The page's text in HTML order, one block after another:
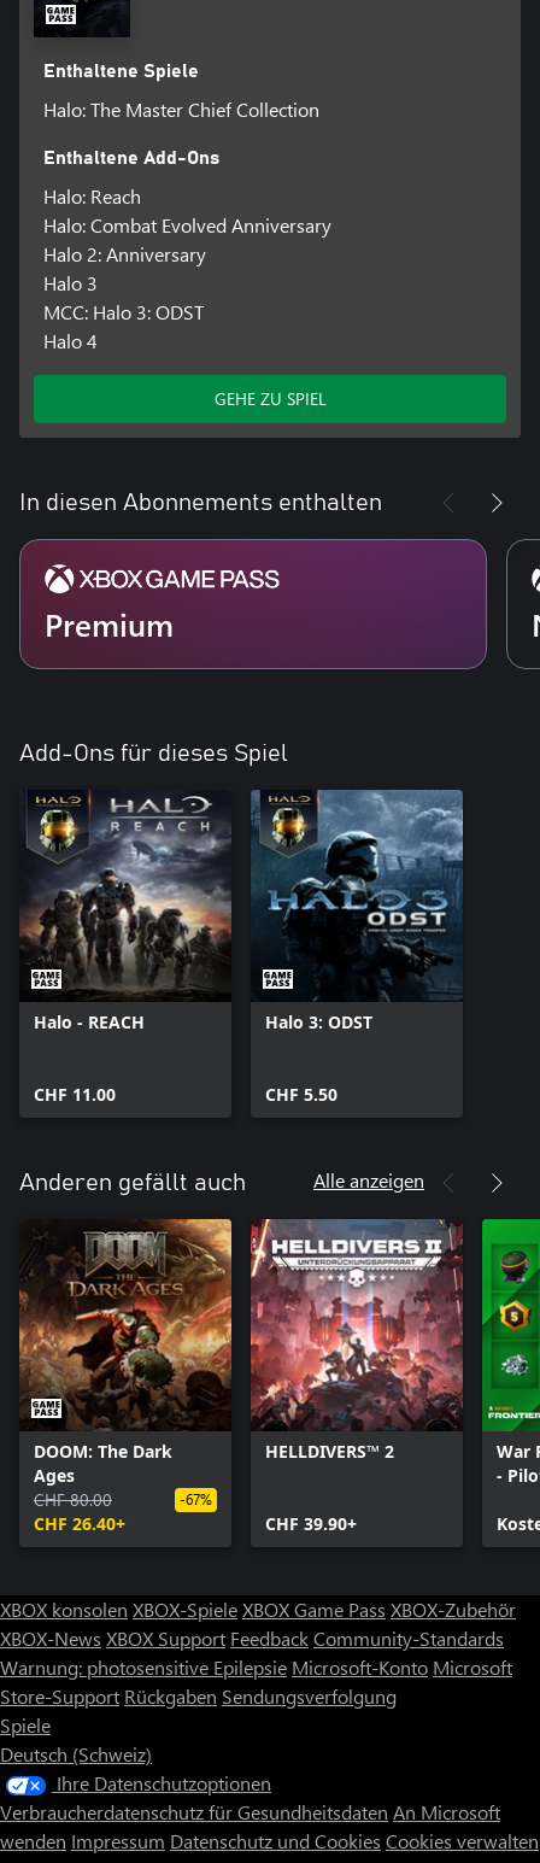
Enthaltene Spiele
Halo: The Master Chief Collection
Enthaltene Add-Ons
Halo: Reach
Halo: Combat Evolved Anniversary
Halo 2: Anniversary
Halo 3
MCC: Halo 3: ODST
Halo 4
GEHE ZU SPIEL
In diesen Abonnements enthalten
Premium
Add-Ons für dieses Spiel
Halo - REACH
CHF 11.00
Halo 3: ODST
CHF 5.50
Anderen gefällt auch Alle anzeigen
DOOM: The Dark
Ages
CHF 80.00
CHF 26.40+
-67%
HELLDIVERS™ 2
CHF 39.90+
War
-
XBOX konsolen XBOX-SpieleXBOX Game Pass XBOX-Zubehör
XBOX-News XBOX Support FeedbackCommunity-Standards
Warnung: photosensitive Epilepsie Microsoft-Konto Microsoft
Store-Support Rückgaben Sendungsverfolgung
Spiele
Deutsch (Schweiz)
Ihre Datenschutzoptionen
Verbraucherdatenschutz für Gesundheitsdaten An Microsoft
wenden Impressum Datenschutz und Cookies Cookies verwalten